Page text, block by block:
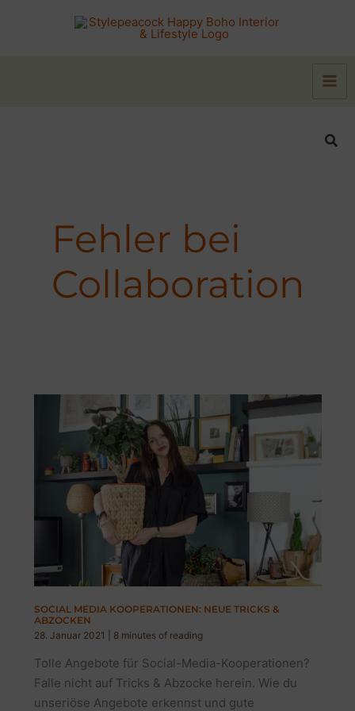
Fehler bei
Collaboration
SOCIAL MEDIA KOOPERATIONEN: NEUE TRICKS &
ABZOCKEN
28. Januar 2021
8 minutes of reading
Tolle Angebote für Social-Media-Kooperationen?
Falle nicht auf Tricks & Abzocke herein. Wie du
unseriöse Angebote erkennst und gute